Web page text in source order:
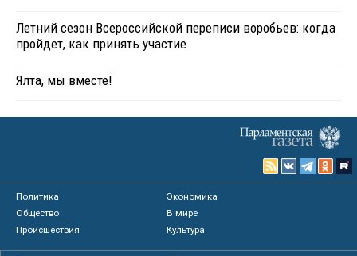
Летний сезон Всероссийской переписи воробьев: когда
пройдет, как принять участие
Ялта, мы вместе!
Политика
Экономика
Общество
В мире
Происшествия
Культура